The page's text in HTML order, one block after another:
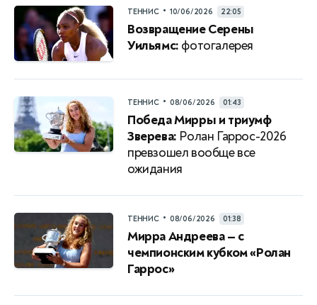
ТЕННИС • 10/06/2026 22:05
Возвращение Серены
Уильямс: фотогалерея
ТЕННИС • 08/06/2026 01:43
Победа Мирры и триумф
Зверева: Ролан Гаррос-2026
превзошел вообще все
ожидания
ТЕННИС • 08/06/2026 01:38
Мирра Андреева — с
чемпионским кубком «Ролан
Гаррос»